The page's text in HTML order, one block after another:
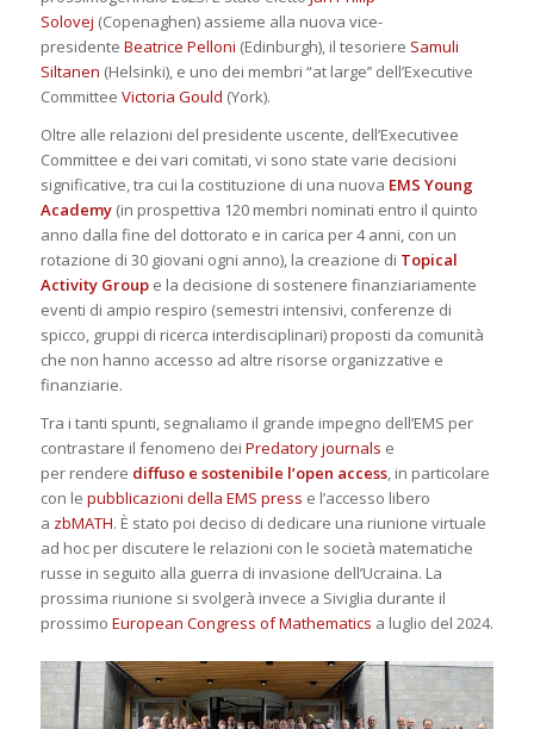
Solovej (Copenaghen) assieme alla nuova vice-
presidente Beatrice Pelloni (Edinburgh), il tesoriere Samuli
Siltanen (Helsinki), e uno dei membri “at large’’ dell’Executive
Committee Victoria Gould (York).
Oltre alle relazioni del presidente uscente, dell’Executivee
Committee e dei vari comitati, vi sono state varie decisioni
significative, tra cui la costituzione di una nuova EMS Young
Academy(in prospettiva 120 membri nominati entro il quinto
anno dalla fine del dottorato e in carica per 4 anni, con un
rotazione di 30 giovani ogni anno), la creazione di Topical
Activity Groupe la decisione di sostenere finanziariamente
eventi di ampio respiro (semestri intensivi, conferenze di
spicco, gruppi di ricerca interdisciplinari) proposti da comunità
che non hanno accesso ad altre risorse organizzative e
finanziarie.
Tra i tanti spunti, segnaliamo il grande impegno dell’EMS per
contrastare il fenomeno dei Predatory journals e
per rendere diffuso e sostenibile l’open access, in particolare
con le pubblicazioni della EMS press e l’accesso libero
a zbMATH. È stato poi deciso di dedicare una riunione virtuale
ad hoc per discutere le relazioni con le società matematiche
russe in seguito alla guerra di invasione dell’Ucraina. La
prossima riunione si svolgerà invece a Siviglia durante il
prossimo European Congress of Mathematics a luglio del 2024.